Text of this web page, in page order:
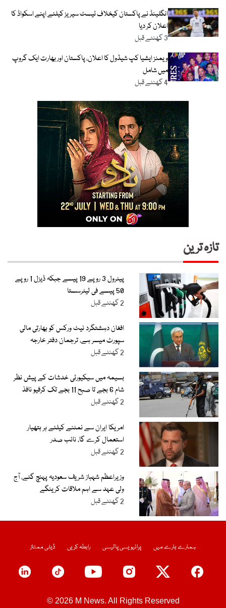
انگلینڈ نے پاکستان کیخلاف ٹیسٹ سیریز کیلئے اپنے اسکواڈ کا
اعلان کر دیا
3 گھنٹے قبل
ویمنز ایشیا کپ شیڈول کا اعلان، پاکستان اور بھارت ایک گروپ
میں شامل
4 گھنٹے قبل
تازہ ترین
پیٹرول 3 روپے 19 پیسے جبکہ ڈیزل 1 روپے
50 پیسے فی لیٹرسستا
2 گھنٹے قبل
افغان دہشتگرد نیٹ ورکس کو بھارتی مالی
سپورٹ میسر ہے، ترجمان دفتر خارجہ
2 گھنٹے قبل
بسیمہ میں سیکیورٹی خدشات کے پیش نظر
شام 6 بجے تا صبح 11 بجے تک کرفیو نافذ
2 گھنٹے قبل
امریکا ایران سے نمٹنے کیلئے ہر ہتھیار
استعمال کرے گا، نائب صدر
2 گھنٹے قبل
وزیراعظم شہباز شریف سعودیہ پہنچ گئے، آج
ولی عہد سے اہم ملاقات کرینگے
2 گھنٹے قبل
ہمارے بارے میں پرائیویسی پالیسی رابطہ کریں ڈیلی ممتاز
© 2026 M News. All Rights Reserved